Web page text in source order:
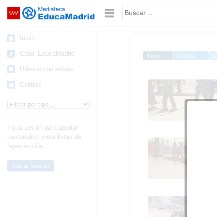
Saltar navegación Palabra o frase:
Inicio
Canal EducaMadrid
Últimos contenidos
Centros
Inicia sesión para aportar
contenidos, crear listas de
reproducción...
Iniciar sesión
Inicio Centros
FOTOS NIEVE